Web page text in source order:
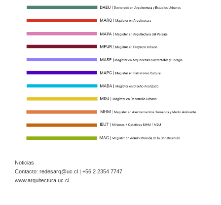
Noticias
Contacto: redesarq@uc.cl | +56 2 2354 7747
www.arquitectura.uc.cl